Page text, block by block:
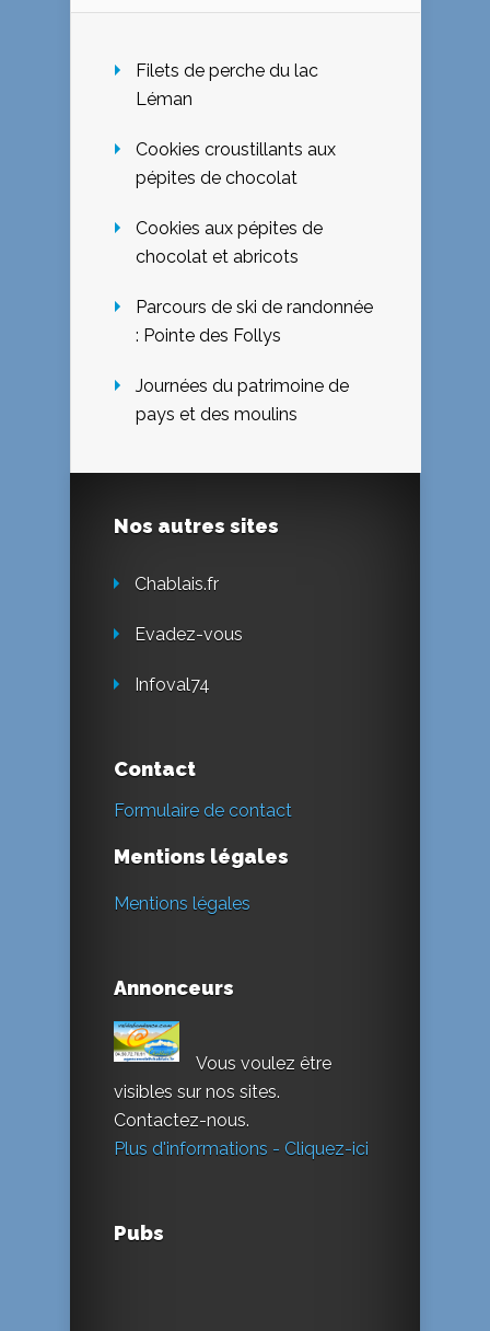
Filets de perche du lac
Léman
Cookies croustillants aux
pépites de chocolat
Cookies aux pépites de
chocolat et abricots
Parcours de ski de randonnée
: Pointe des Follys
Journées du patrimoine de
pays et des moulins
Nos autres sites
Chablais.fr
Evadez-vous
Infoval74
Contact
Formulaire de contact
Mentions légales
Mentions légales
Annonceurs
Vous voulez être
visibles sur nos sites.
Contactez-nous.
Plus d'informations - Cliquez-ici
Pubs